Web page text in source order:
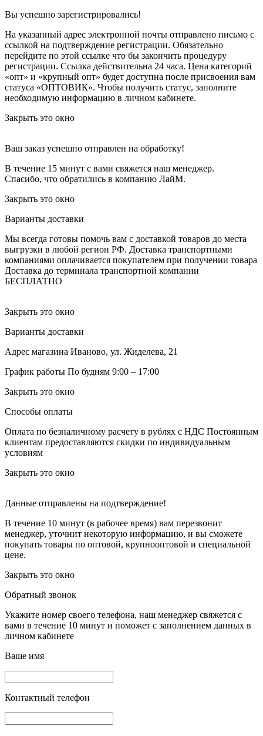
Вы успешно зарегистрировались!
На указанный адрес электронной почты отправлено письмо с
ссылкой на подтверждение регистрации. Обязательно
перейдите по этой ссылке что бы закончить процедуру
регистрации. Ссылка действительна 24 часа. Цена категорий
«опт» и «крупный опт» будет доступна после присвоения вам
статуса «ОПТОВИК». Чтобы получить статус, заполните
необходимую информацию в личном кабинете.
Закрыть это окно
Ваш заказ успешно отправлен на обработку!
В течение 15 минут с вами свяжется наш менеджер.
Спасибо, что обратились в компанию ЛайМ.
Закрыть это окно
Варианты доставки
Мы всегда готовы помочь вам с доставкой товаров до места
выгрузки в любой регион РФ. Доставка транспортными
компаниями оплачивается покупателем при получении товара
Доставка до терминала транспортной компании
БЕСПЛАТНО
Закрыть это окно
Варианты доставки
Адрес магазина Иваново, ул. Жиделева, 21
График работы По будням 9:00 – 17:00
Закрыть это окно
Способы оплаты
Оплата по безналичному расчету в рублях с НДС Постоянным
клиентам предоставляются скидки по индивидуальным
условиям
Закрыть это окно
Данные отправлены на подтверждение!
В течение 10 минут (в рабочее время) вам перезвонит
менеджер, уточнит некоторую информацию, и вы сможете
покупать товары по оптовой, крупнооптовой и специальной
цене.
Закрыть это окно
Обратный звонок
Укажите номер своего телефона, наш менеджер свяжется с
вами в течение 10 минут и поможет с заполнением данных в
личном кабинете
Ваше имя
Контактный телефон